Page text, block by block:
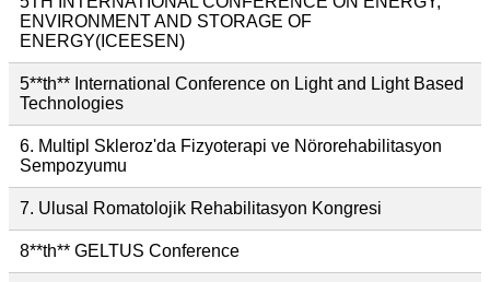
ENVIRONMENT AND STORAGE OF
ENERGY(ICEESEN)
5**th** International Conference on Light and Light Based
Technologies
6. Multipl Skleroz'da Fizyoterapi ve Nörorehabilitasyon
Sempozyumu
7. Ulusal Romatolojik Rehabilitasyon Kongresi
8**th** GELTUS Conference